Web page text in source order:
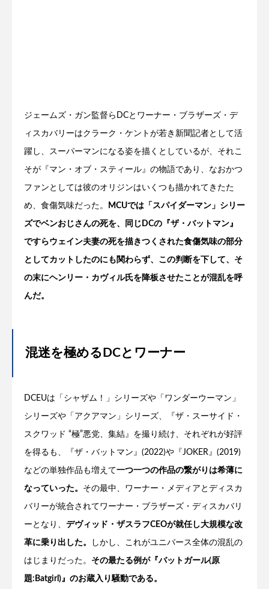
ジェームズ・ガン監督らDCとワーナー・ブラザーズ・デ
ィスカバリーはクラーク・ケントが若き新聞記者として活
躍し、スーパーマンになる姿を描くとしているが、それこ
そが『マン・オブ・スティール』の物語であり、なおかつ
ファンとしては彼のオリジンはいくつも描かれてきたた
め、食傷気味だった。 MCUでは「スパイダーマン」シリー
ズでベンおじさんの死を、同じDCの『ザ・バットマン』
ですらウェイン夫妻の死を描きつくされた食傷気味の部分
としてカットしたのにも関わらず、この判断を下して、そ
の末にヘンリー・カヴィル氏を降板させたことが混乱を呼
んだ。
混迷を極めるDCとワーナー
DCEUは「シャザム！」シリーズや「ワンダーウーマン」
シリーズや「アクアマン」シリーズ、『ザ・スーサイド・
スクワッド “極”悪党、集結』を撮り続け、それぞれが好評
を得るも、『ザ・バットマン』(2022)や『JOKER』(2019)
などの単独作品も増えて一つ一つの作品の繋がりは希薄に
なっていった。 その最中、ワーナー・メディアとディスカ
バリーが統合されてワーナー・ブラザーズ・ディスカバリ
ーとなり、 デヴィッド・ザスラフCEOが就任し大規模な改
革に乗り出した。 しかし、これがユニバース全体の混乱の
はじまりだった。 その最たる例が『バットガール(原
題:Batgirl)』のお蔵入り騒動である。